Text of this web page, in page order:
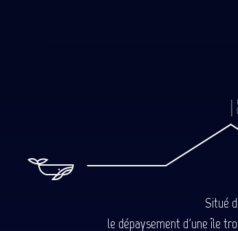
Situé
le dépaysement d'une île